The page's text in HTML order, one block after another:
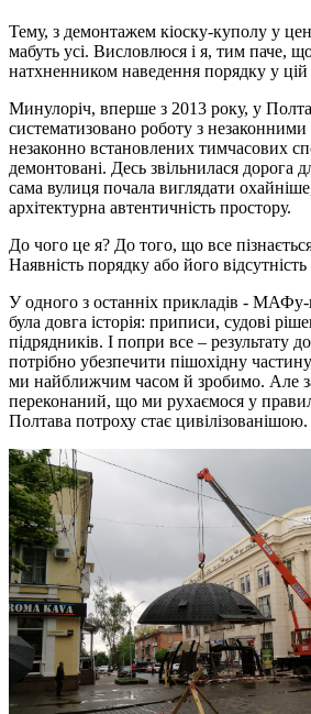
Тему, з демонтажем кіоску-куполу у
мабуть усі. Висловлюся і я, тим паче,
натхненником наведення порядку у цій
Минулоріч, вперше з 2013 року, у
систематизовано роботу з
незаконно встановлених тимчасових
демонтовані. Десь звільнилася дорога
сама вулиця почала виглядати
архітектурна автентичність простору.
До чого це я? До того, що все
Наявність порядку або його
У одного з останніх прикладів -
була довга історія: приписи, судові
підрядників. І попри все – результату
потрібно убезпечити пішохідну
ми найближчим часом й зробимо. Але
переконаний, що ми рухаємося у
Полтава потроху стає цивілізованішою.